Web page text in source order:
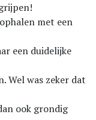
met een
een duidelijke
Wel was zeker dat
ook grondig